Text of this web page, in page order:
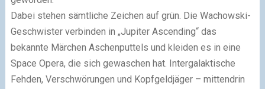
Dabei stehen sämtliche Zeichen auf grün. Die Wachowski-
Geschwister verbinden in „Jupiter Ascending“ das
bekannte Märchen Aschenputtels und kleiden es in eine
Space Opera, die sich gewaschen hat. Intergalaktische
Fehden, Verschwörungen und Kopfgeldjäger – mittendrin